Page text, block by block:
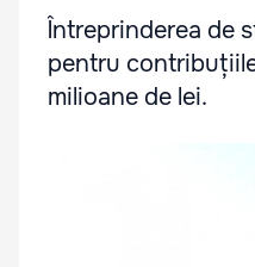
Întreprinderea de
pentru
milioane de lei.